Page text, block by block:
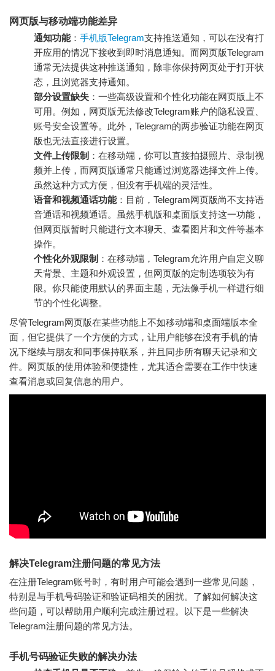
网页版与移动端功能差异
通知功能： 手机版Telegram支持推送通知，可以在没有打
开应用的情况下接收到即时消息通知。而网页版Telegram
通常无法提供这种推送通知，除非你保持网页处于打开状
态，且浏览器支持通知。
部分设置缺失 ：一些高级设置和个性化功能在网页版上不
可用。例如，网页版无法修改Telegram账户的隐私设置、
账号安全设置等。此外，Telegram的两步验证功能在网页
版也无法直接进行设置。
文件上传限制 ：在移动端，你可以直接拍摄照片、录制视
频并上传，而网页版通常只能通过浏览器选择文件上传。
虽然这种方式方便，但没有手机端的灵活性。
语音和视频通话功能：目前，Telegram网页版尚不支持语
音通话和视频通话。虽然手机版和桌面版支持这一功能，
但网页版暂时只能进行文本聊天、查看图片和文件等基本
操作。
个性化外观限制 ：在移动端，Telegram允许用户自定义聊
天背景、主题和外观设置，但网页版的定制选项较为有
限。你只能使用默认的界面主题，无法像手机一样进行细
节的个性化调整。
尽管Telegram网页版在某些功能上不如移动端和桌面端版本全
面，但它提供了一个方便的方式，让用户能够在没有手机的情
况下继续与朋友和同事保持联系，并且同步所有聊天记录和文
件。网页版的使用体验和便捷性，尤其适合需要在工作中快速
查看消息或回复信息的用户。
解决Telegram注册问题的常见方法
在注册Telegram账号时，有时用户可能会遇到一些常见问题，
特别是与手机号码验证和验证码相关的困扰。了解如何解决这
些问题，可以帮助用户顺利完成注册过程。以下是一些解决
Telegram注册问题的常见方法。
手机号码验证失败的解决办法